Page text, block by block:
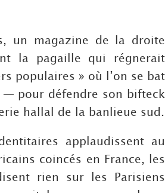
un magazine de la droite
la pagaille qui régnerait
populaires » où l’on se bat
pour défendre son bifteck
hallal de la banlieue sud.
applaudissent au
coincés en France, les
rien sur les Parisiens